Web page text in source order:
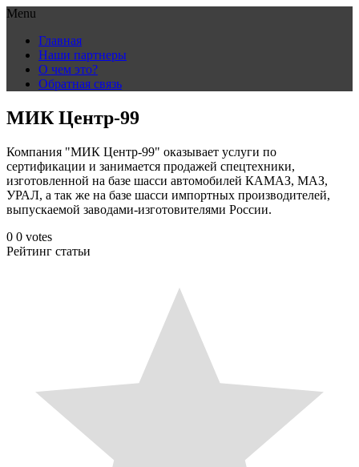
Menu
content
Главная
Наши партнеры
О чем это?
Обратная связь
МИК Центр-99
Компания "МИК Центр-99" оказывает услуги по
сертификации и занимается продажей спецтехники,
изготовленной на базе шасси автомобилей КАМАЗ, МАЗ,
УРАЛ, а так же на базе шасси импортных производителей,
выпускаемой заводами-изготовителями России.
0 0 votes
Рейтинг статьи